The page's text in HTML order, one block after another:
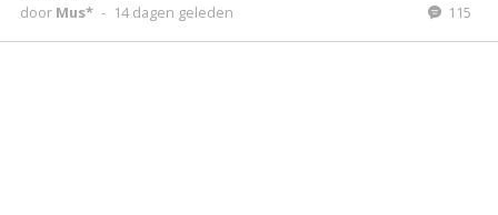
door Mus* - 14 dagen geleden 115